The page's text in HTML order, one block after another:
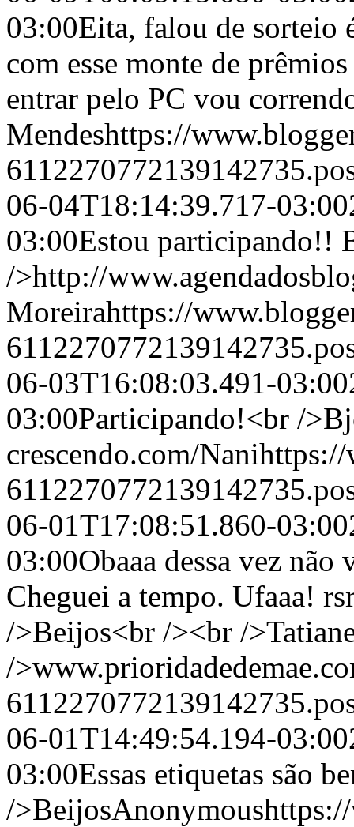
03:00Eita, falou de sorteio
com esse monte de
entrar pelo PC vou
Mendeshttps://
06-04T18:14:39.717-03:00
03:00Estou participando!!
/>http://
Moreirahttps://
06-03T16:08:03.491-03:00
03:00Participando!<br /
crescendo.com/Nanihttps://
06-01T17:08:51.860-03:00
03:00Obaaa dessa vez
Cheguei a tempo. Ufaaa!
/>Beijos<br /><br /
/
06-01T14:49:54.194-03:00
03:00Essas etiquetas são
/>BeijosAnonymous